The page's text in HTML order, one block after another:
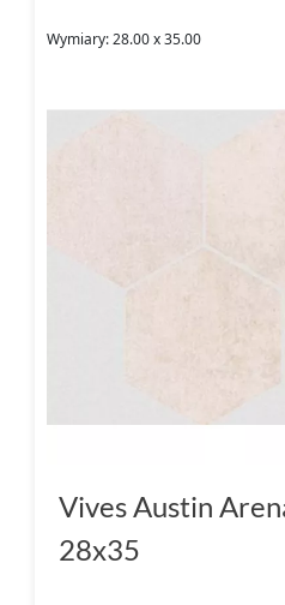
Wymiary: 28.00 x 35.00
Vives Austin
28x35